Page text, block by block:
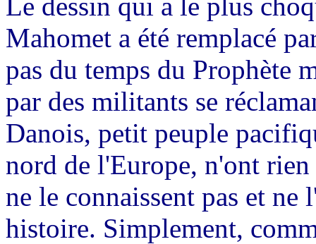
Mahomet a été remplacé
pas du temps du Prophète
par des militants se
Danois, petit peuple
nord de l'Europe, n'ont
ne le connaissent pas et
histoire. Simplement,